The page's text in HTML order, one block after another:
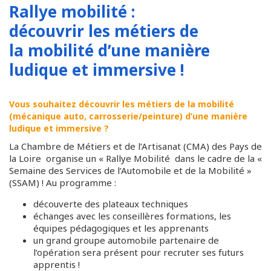
Rallye mobilité :
découvrir les métiers de
la mobilité d’une manière
ludique et immersive !
Vous souhaitez découvrir les métiers de la mobilité
(mécanique auto, carrosserie/peinture) d’une manière
ludique et immersive ?
La Chambre de Métiers et de l’Artisanat (CMA) des Pays de
la Loire organise un « Rallye Mobilité dans le cadre de la «
Semaine des Services de l’Automobile et de la Mobilité »
(SSAM) ! Au programme :
découverte des plateaux techniques
échanges avec les conseillères formations, les
équipes pédagogiques et les apprenants
un grand groupe automobile partenaire de
l’opération sera présent pour recruter ses futurs
apprentis !